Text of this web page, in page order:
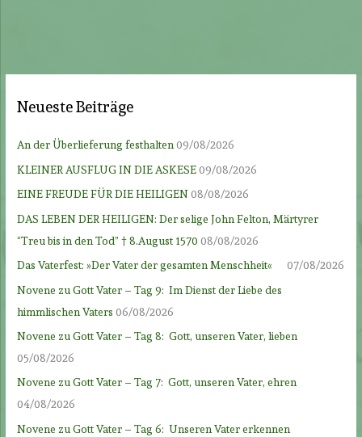
Neueste Beiträge
An der Überlieferung festhalten09/08/2026
KLEINER AUSFLUG IN DIE ASKESE09/08/2026
EINE FREUDE FÜR DIE HEILIGEN08/08/2026
DAS LEBEN DER HEILIGEN: Der selige John Felton, Märtyrer
“Treu bis in den Tod” † 8.August 1570 08/08/2026
Das Vaterfest: »Der Vater der gesamten Menschheit«
07/08/2026
Novene zu Gott Vater – Tag 9: Im Dienst der Liebe des
himmlischen Vaters 06/08/2026
Novene zu Gott Vater – Tag 8: Gott, unseren Vater, lieben
05/08/2026
Novene zu Gott Vater – Tag 7: Gott, unseren Vater, ehren
04/08/2026
Novene zu Gott Vater – Tag 6: Unseren Vater erkennen